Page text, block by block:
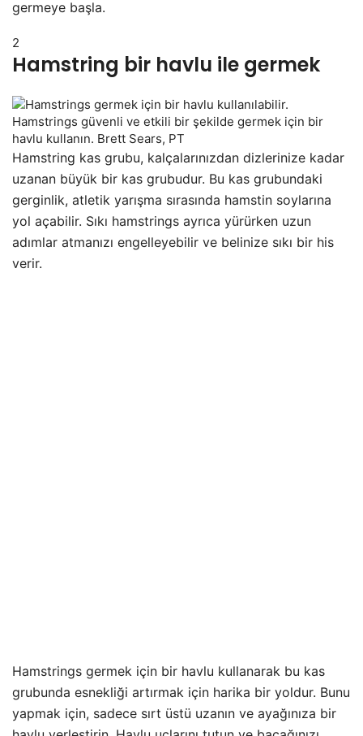
germeye başla.
2
Hamstring bir havlu ile germek
Hamstrings güvenli ve etkili bir şekilde germek için bir
havlu kullanın. Brett Sears, PT
Hamstring kas grubu, kalçalarınızdan dizlerinize kadar
uzanan büyük bir kas grubudur. Bu kas grubundaki
gerginlik, atletik yarışma sırasında hamstin soylarına
yol açabilir. Sıkı hamstrings ayrıca yürürken uzun
adımlar atmanızı engelleyebilir ve belinize sıkı bir his
verir.
Hamstrings germek için bir havlu kullanarak bu kas
grubunda esnekliği artırmak için harika bir yoldur. Bunu
yapmak için, sadece sırt üstü uzanın ve ayağınıza bir